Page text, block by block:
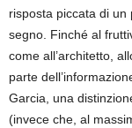
risposta piccata di
segno. Finché al
come all’architetto,
parte
Garcia, una
(invece che, al